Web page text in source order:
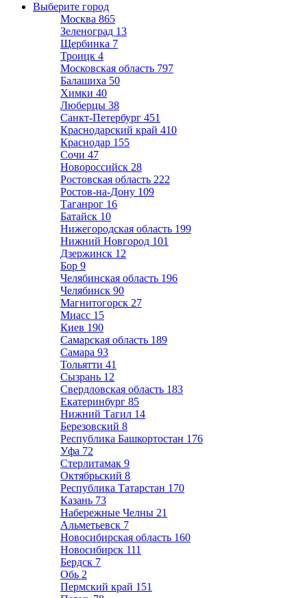
Выберите город
Москва 865
Зеленоград 13
Щербинка 7
Троицк 4
Московская область 797
Балашиха 50
Химки 40
Люберцы 38
Санкт-Петербург 451
Краснодарский край 410
Краснодар 155
Сочи 47
Новороссийск 28
Ростовская область 222
Ростов-на-Дону 109
Таганрог 16
Батайск 10
Нижегородская область 199
Нижний Новгород 101
Дзержинск 12
Бор 9
Челябинская область 196
Челябинск 90
Магнитогорск 27
Миасс 15
Киев 190
Самарская область 189
Самара 93
Тольятти 41
Сызрань 12
Свердловская область 183
Екатеринбург 85
Нижний Тагил 14
Березовский 8
Республика Башкортостан 176
Уфа 72
Стерлитамак 9
Октябрьский 8
Республика Татарстан 170
Казань 73
Набережные Челны 21
Альметьевск 7
Новосибирская область 160
Новосибирск 111
Бердск 7
Обь 2
Пермский край 151